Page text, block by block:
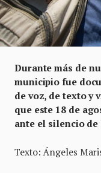
Durante más de
municipio fue
de voz, de texto y
que este 18 de
ante el silencio
Texto: Ángeles